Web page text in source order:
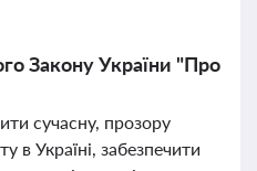
Закону України "Про
сучасну, прозору
в Україні, забезпечити